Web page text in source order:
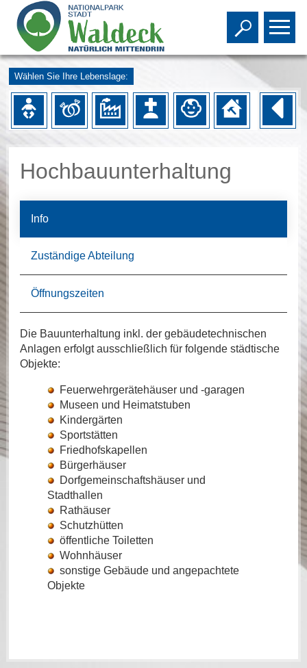
Toggle
Wählen Sie Ihre Lebenslage:
Hochbauunterhaltung
Info
Zuständige Abteilung
Öffnungszeiten
Die Bauunterhaltung inkl. der gebäudetechnischen
Anlagen erfolgt ausschließlich für folgende städtische
Objekte:
Feuerwehrgerätehäuser und -garagen
Museen und Heimatstuben
Kindergärten
Sportstätten
Friedhofskapellen
Bürgerhäuser
Dorfgemeinschaftshäuser und
Stadthallen
Rathäuser
Schutzhütten
öffentliche Toiletten
Wohnhäuser
sonstige Gebäude und angepachtete
Objekte